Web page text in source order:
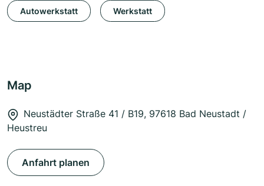
Autowerkstatt Werkstatt
Map
Neustädter Straße 41 / B19, 97618 Bad Neustadt /
Heustreu
Anfahrt planen